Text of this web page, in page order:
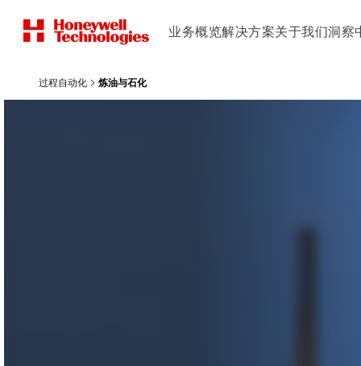
业务概览解决方案关于我们洞察
过程自动化 炼油与石化